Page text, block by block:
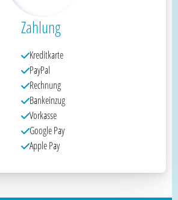
Zahlung
Kreditkarte
PayPal
Rechnung
Bankeinzug
Vorkasse
Google Pay
Apple Pay